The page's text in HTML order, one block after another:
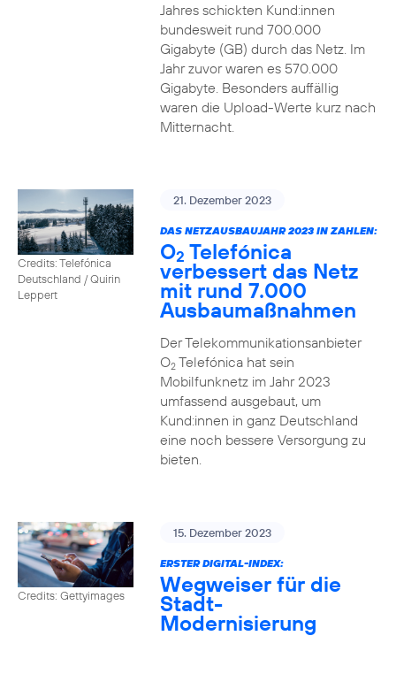
Jahres schickten Kund:innen
bundesweit rund 700.000
Gigabyte (GB) durch das Netz. Im
Jahr zuvor waren es 570.000
Gigabyte. Besonders auffällig
waren die Upload-Werte kurz nach
Mitternacht.
Credits: Telefónica
Deutschland / Quirin
Leppert
21. Dezember 2023
DAS NETZAUSBAUJAHR 2023 IN ZAHLEN:
O2 Telefónica
verbessert das Netz
mit rund 7.000
Ausbaumaßnahmen
Der Telekommunikationsanbieter
O2Telefónica hat sein
Mobilfunknetz im Jahr 2023
umfassend ausgebaut, um
Kund:innen in ganz Deutschland
eine noch bessere Versorgung zu
bieten.
Credits: Gettyimages
15. Dezember 2023
ERSTER DIGITAL-INDEX:
Wegweiser für die
Stadt-
Modernisierung